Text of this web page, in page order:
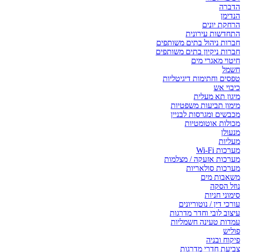
הדברה
הנדימן
הרחקת יונים
התחדשות עירונית
חברות ניהול בתים משותפים
חברות ניקיון בתים משותפים
חיטוי מאגרי מים
חשמל
טפסים וחתימות דיגיטליות
כיבוי אש
מיגון תא מעלית
מימון תביעות משפטיות
מכבשים ומגרסות לבניין
מכולות אוטומטיות
מנעולן
מעליות
מערכות Wi-Fi
מערכות אזעקה / מצלמות
מערכות סולאריות
משאבות מים
נוזל הסקה
סימוני חניות
עורכי דין / נוטוריונים
עיצוב לובי וחדר מדרגות
עמדות טעינה חשמליות
פוליש
פיקוח ובניה
צביעת חדרי מדרגות